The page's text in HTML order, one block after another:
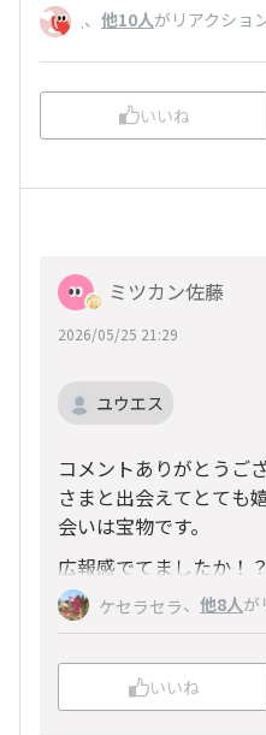
.、 他10人がリアクショ
いいね
ミツカン佐藤
2026/05/25 21:29
ユウエス
コメントありがとうご
さまと出会えてとても
会いは宝物です。
広報感でてましたか！
ケセラセラ、 他8人が
いいね